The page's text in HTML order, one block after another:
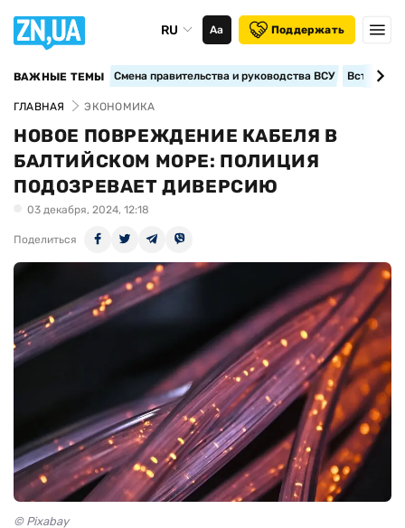
RU Аа Поддержать
ВАЖНЫЕ ТЕМЫ Смена правительства и руководства ВСУ
ГЛАВНАЯ ЭКОНОМИКА
НОВОЕ ПОВРЕЖДЕНИЕ КАБЕЛЯ В
БАЛТИЙСКОМ МОРЕ: ПОЛИЦИЯ
ПОДОЗРЕВАЕТ ДИВЕРСИЮ
03 декабря, 2024, 12:18
Поделиться
© Pixabay